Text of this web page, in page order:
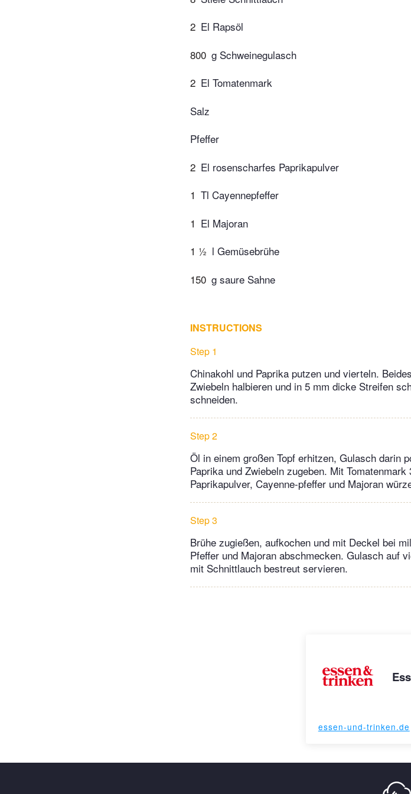
2 El Rapsöl
800 g Schweinegulasch
2 El Tomatenmark
Salz
Pfeffer
2 El rosenscharfes Paprikapulver
1 Tl Cayennepfeffer
1 El Majoran
1 ½ l Gemüsebrühe
150 g saure Sahne
INSTRUCTIONS
Step 1
Chinakohl und Paprika putzen und vierteln.
Zwiebeln halbieren und in 5 mm dicke Streifen
schneiden.
Step 2
Öl in einem großen Topf erhitzen, Gulasch darin
Paprika und Zwiebeln zugeben. Mit
Paprikapulver, Cayenne-pfeffer und Majoran
Step 3
Brühe zugießen, aufkochen und mit Deckel bei
Pfeffer und Majoran abschmecken. Gulasch auf
mit Schnittlauch bestreut servieren.
essen-und-trinken.de